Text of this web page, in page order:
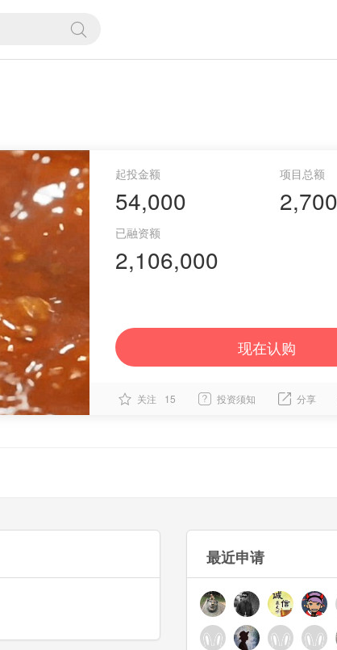
54,000
2,106,000
现在认购
关注 15 投资须知 分享
最近申请